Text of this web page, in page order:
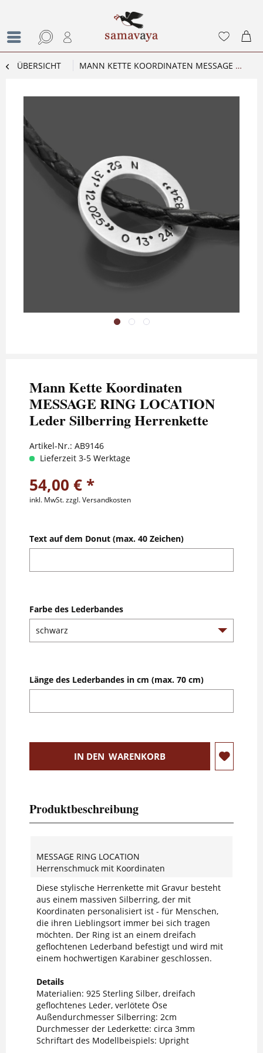
ÜBERSICHT MANN KETTE KOORDINATEN MESSAGE RING LOCATION LEDER SILBERRING HERRENKETTE
Mann Kette Koordinaten
MESSAGE RING LOCATION
Leder Silberring Herrenkette
Artikel-Nr.: AB9146
Lieferzeit 3-5 Werktage
54,00 € *
inkl. MwSt.zzgl. Versandkosten
Text auf dem Donut (max. 40 Zeichen)
Farbe des Lederbandes
Länge des Lederbandes in cm (max. 70 cm)
IN DEN WARENKORB
Produktbeschreibung
MESSAGE RING LOCATION
Herrenschmuck mit Koordinaten
Diese stylische Herrenkette mit Gravur besteht
aus einem massiven Silberring, der mit
Koordinaten personalisiert ist - für Menschen,
die ihren Lieblingsort immer bei sich tragen
möchten. Der Ring ist an einem dreifach
geflochtenen Lederband befestigt und wird mit
einem hochwertigen Karabiner geschlossen.
Details
Materialien: 925 Sterling Silber, dreifach
geflochtenes Leder, verlötete Öse
Außendurchmesser Silberring: 2cm
Durchmesser der Lederkette: circa 3mm
Schriftart des Modellbeispiels: Upright